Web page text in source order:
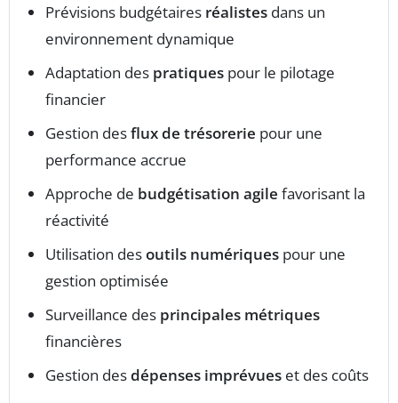
Prévisions budgétaires réalistes dans un
environnement dynamique
Adaptation des pratiques pour le pilotage
financier
Gestion desflux de trésorerie pour une
performance accrue
Approche de budgétisation agile favorisant la
réactivité
Utilisation desoutils numériques pour une
gestion optimisée
Surveillance des principales métriques
financières
Gestion desdépenses imprévues et des coûts